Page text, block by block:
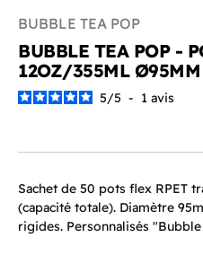
BUBBLE TEA POP
BUBBLE TEA POP -
12OZ/355ML
5/5 - 1 avis
Sachet de 50 pots flex RPET
(capacité totale). Diamètre
rigides. Personnalisés "Bubble